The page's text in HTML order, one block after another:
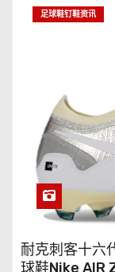
足球鞋钉鞋资讯
耐克刺客十六
球鞋Nike AIR